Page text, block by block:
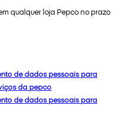
qualquer loja Pepco no prazo
de dados pessoais para
da pepco
de dados pessoais para